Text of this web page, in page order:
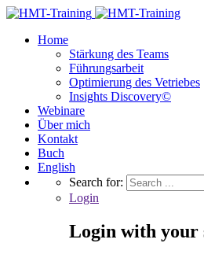
Home
Stärkung des Teams
Führungsarbeit
Optimierung des Vetriebes
Insights Discovery©
Webinare
Über mich
Kontakt
Buch
English
Search for:
Login
Login with your